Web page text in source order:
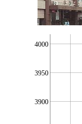
3900
3950
4000